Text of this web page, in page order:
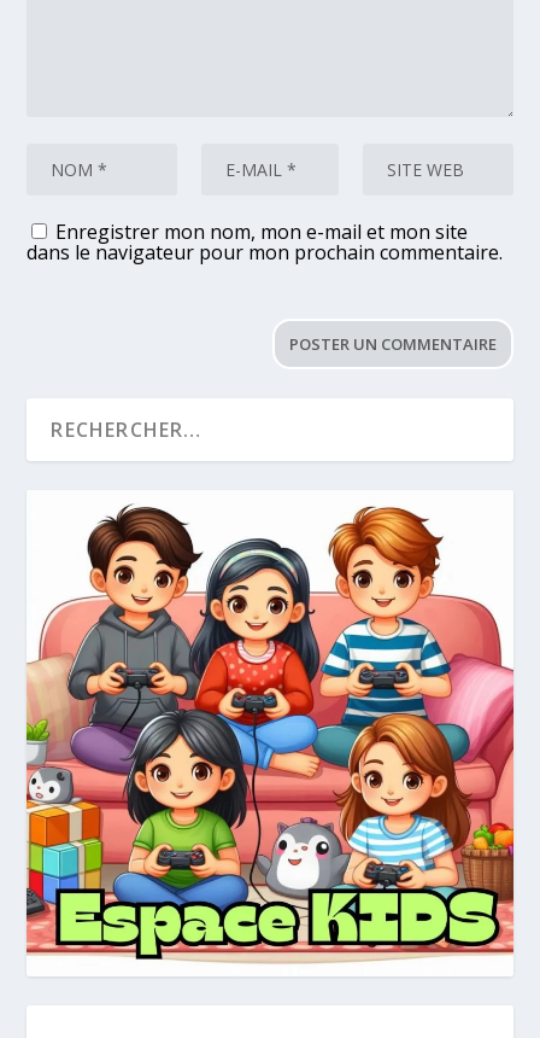
Enregistrer mon nom, mon e-mail et mon site
dans le navigateur pour mon prochain commentaire.